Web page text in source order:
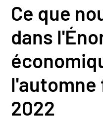
Ce que
dans
l'automne
2022